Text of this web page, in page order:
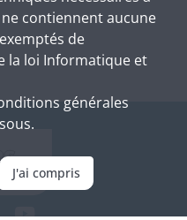
contiennent aucune
de
la loi Informatique et
générales
J'ai compris